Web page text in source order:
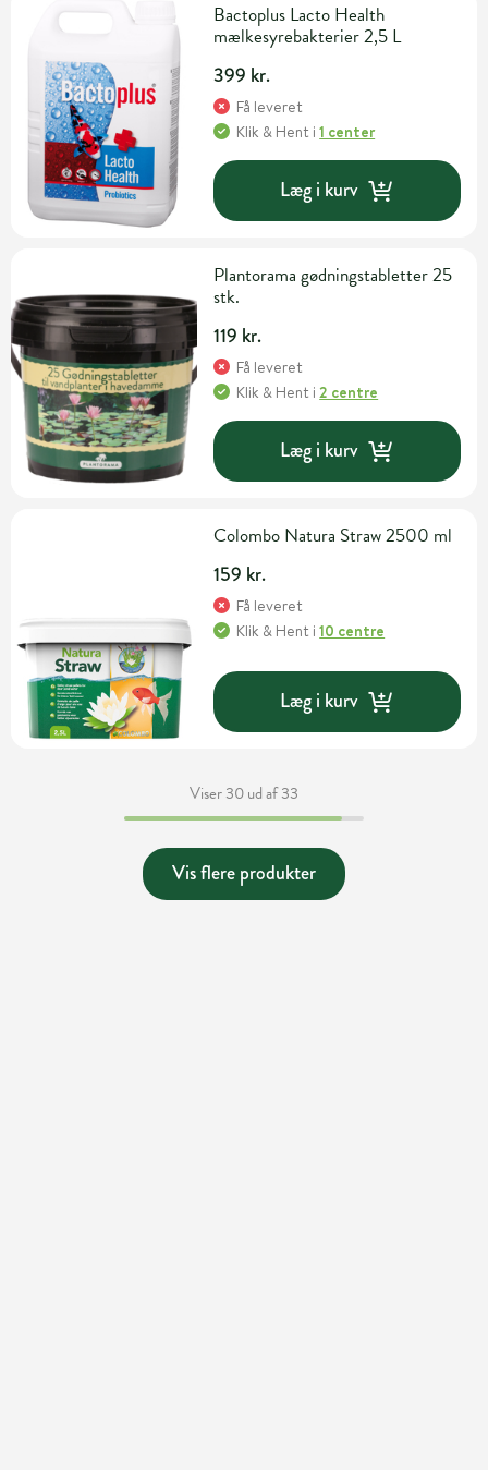
Bactoplus Lacto Health
mælkesyrebakterier 2,5 L
399 kr.
Få leveret
Klik & Hent i1 center
Læg i kurv
Plantorama gødningstabletter 25
stk.
119 kr.
Få leveret
Klik & Hent i2 centre
Læg i kurv
Colombo Natura Straw 2500 ml
159 kr.
Få leveret
Klik & Hent i10 centre
Læg i kurv
Viser 30 ud af 33
Vis flere produkter